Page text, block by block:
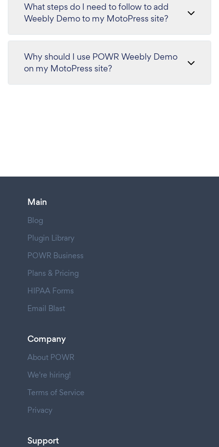
What steps do I need to follow to add
Weebly Demo to my MotoPress site?
Why should I use POWR Weebly Demo
on my MotoPress site?
Main
Blog
Plugin Library
POWR Business
Plans & Pricing
HIPAA Forms
Email Blast
Company
About POWR
We're hiring!
Terms of Service
Privacy
Support